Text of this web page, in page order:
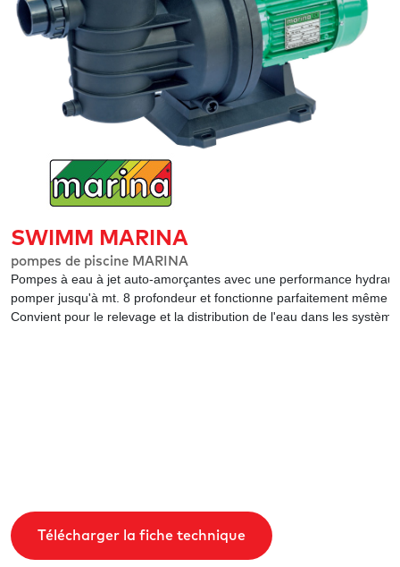
SWIMM MARINA
pompes de piscine MARINA
Pompes à eau à jet auto-amorçantes avec une performance
pomper jusqu'à mt. 8 profondeur et fonctionne parfaitement même
Convient pour le relevage et la distribution de l'eau dans les
Télécharger la fiche technique